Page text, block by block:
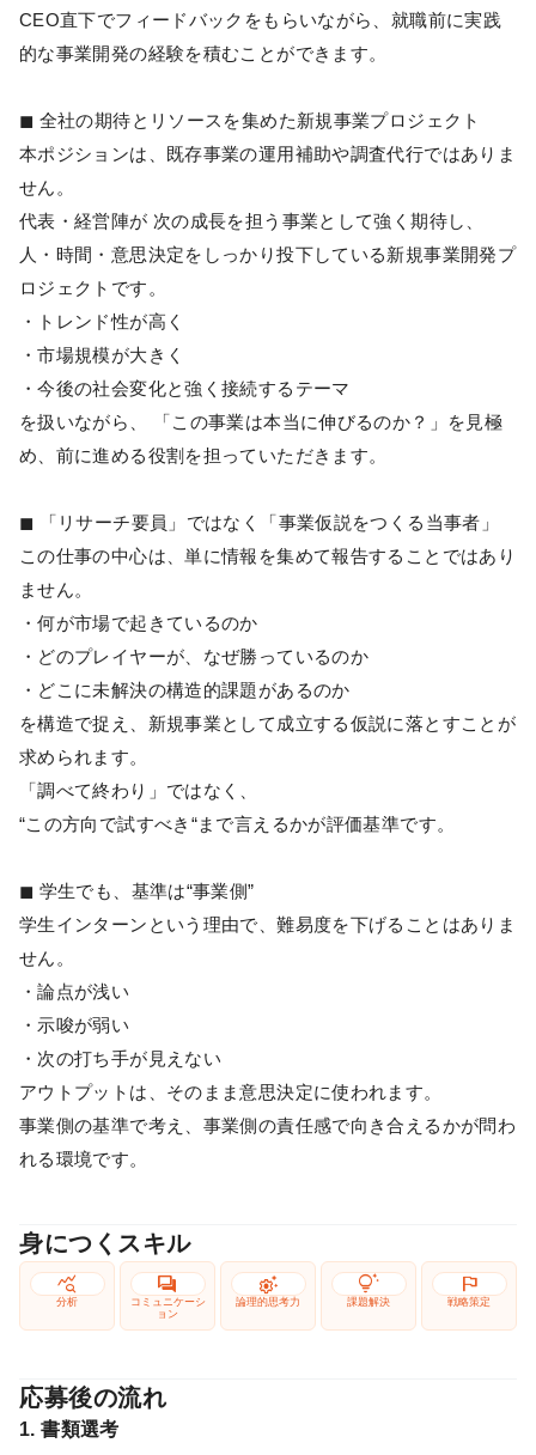
CEO直下でフィードバックをもらいながら、就職前に実践
的な事業開発の経験を積むことができます。
◼︎ 全社の期待とリソースを集めた新規事業プロジェクト
本ポジションは、既存事業の運用補助や調査代行ではありま
せん。
代表・経営陣が 次の成長を担う事業として強く期待し、
人・時間・意思決定をしっかり投下している新規事業開発プ
ロジェクトです。
・トレンド性が高く
・市場規模が大きく
・今後の社会変化と強く接続するテーマ
を扱いながら、 「この事業は本当に伸びるのか？」を見極
め、前に進める役割を担っていただきます。
◼︎ 「リサーチ要員」ではなく「事業仮説をつくる当事者」
この仕事の中心は、単に情報を集めて報告することではあり
ません。
・何が市場で起きているのか
・どのプレイヤーが、なぜ勝っているのか
・どこに未解決の構造的課題があるのか
を構造で捉え、新規事業として成立する仮説に落とすことが
求められます。
「調べて終わり」ではなく、
“この方向で試すべき“まで言えるかが評価基準です。
◼︎ 学生でも、基準は“事業側”
学生インターンという理由で、難易度を下げることはありま
せん。
・論点が浅い
・示唆が弱い
・次の打ち手が見えない
アウトプットは、そのまま意思決定に使われます。
事業側の基準で考え、事業側の責任感で向き合えるかが問わ
れる環境です。
身につくスキル
query_stats
分析
forum
コミュニケーシ
ョン
settings_suggest
論理的思考力
tips_and_updates
課題解決
flag
戦略策定
応募後の流れ
1. 書類選考